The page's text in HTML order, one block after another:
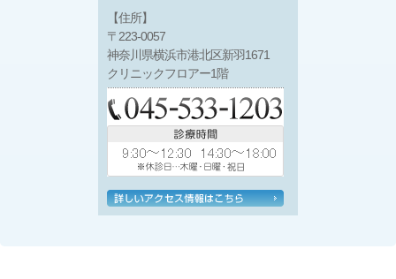
【住所】
〒223-0057
神奈川県横浜市港北区新羽1671
クリニックフロアー1階